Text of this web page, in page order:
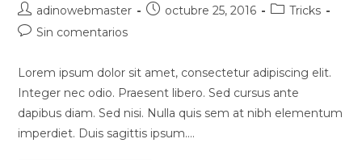
Autor
de
adinowebmaster
Publicación
octubre 25, 2016
Categoría
Tricks
Comentarios
la
entrada:
Sin comentarios
Lorem ipsum dolor sit amet, consectetur adipiscing elit.
Integer nec odio. Praesent libero. Sed cursus ante
dapibus diam. Sed nisi. Nulla quis sem at nibh elementum
imperdiet. Duis sagittis ipsum.…